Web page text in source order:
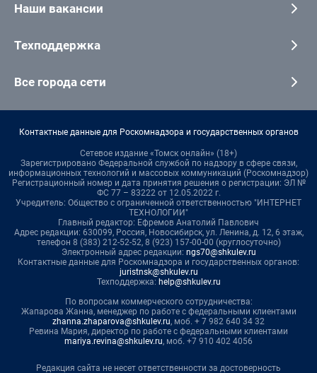
Наши вакансии
Техподдержка
Все города сети
Контактные данные для Роскомнадзора и государственных органов
Сетевое издание «Томск онлайн» (18+)
Зарегистрировано Федеральной службой по надзору в сфере связи,
информационных технологий и массовых коммуникаций (Роскомнадзор)
Регистрационный номер и дата принятия решения о регистрации: ЭЛ №
ФС 77 – 83222 от 12.05.2022 г.
Учредитель: Общество с ограниченной ответственностью "ИНТЕРНЕТ
ТЕХНОЛОГИИ"
Главный редактор: Ефремов Анатолий Павлович
Адрес редакции: 630099, Россия, Новосибирск, ул. Ленина, д. 12, 6 этаж,
телефон 8 (383) 212-52-52, 8 (923) 157-00-00 (круглосуточно)
Электронный адрес редакции: ngs70@shkulev.ru
Контактные данные для Роскомнадзора и государственных органов:
juristnsk@shkulev.ru
Техподдержка: help@shkulev.ru
По вопросам коммерческого сотрудничества:
Жапарова Жанна, менеджер по работе с федеральными клиентами
zhanna.zhaparova@shkulev.ru, моб. + 7 982 640 34 32
Ревина Мария, директор по работе с федеральными клиентами
mariya.revina@shkulev.ru, моб. +7 910 402 4056
Редакция сайта не несет ответственности за достоверность